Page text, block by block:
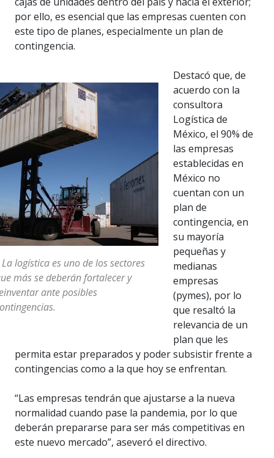
por ello, es esencial que las empresas cuenten con
este tipo de planes, especialmente un plan de
contingencia.
La logística es uno de los sectores
más se deberán fortalecer y
ante posibles
Destacó que, de
acuerdo con la
consultora
Logística de
México, el 90% de
las empresas
establecidas en
México no
cuentan con un
plan de
contingencia, en
su mayoría
pequeñas y
medianas
empresas
(pymes), por lo
que resaltó la
relevancia de un
plan que les
permita estar preparados y poder subsistir frente a
contingencias como a la que hoy se enfrentan.
“Las empresas tendrán que ajustarse a la nueva
normalidad cuando pase la pandemia, por lo que
deberán prepararse para ser más competitivas en
este nuevo mercado”, aseveró el directivo.